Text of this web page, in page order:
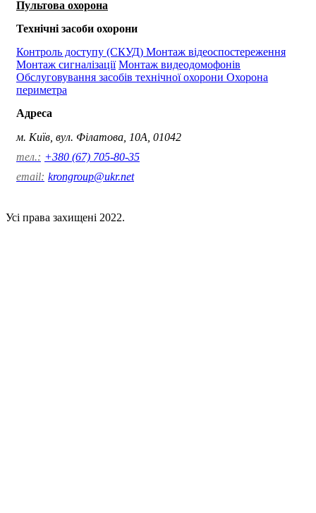
Пультова охорона
Технічні засоби охорони
Контроль доступу (СКУД) Монтаж відеоспостереження
Монтаж сигналізації Монтаж видеодомофонів
Обслуговування засобів технічної охорони Охорона
периметра
Адреса
м. Київ, вул. Філатова, 10А, 01042
тел.: +380 (67) 705-80-35
email: krongroup@ukr.net
Усі права захищені 2022.